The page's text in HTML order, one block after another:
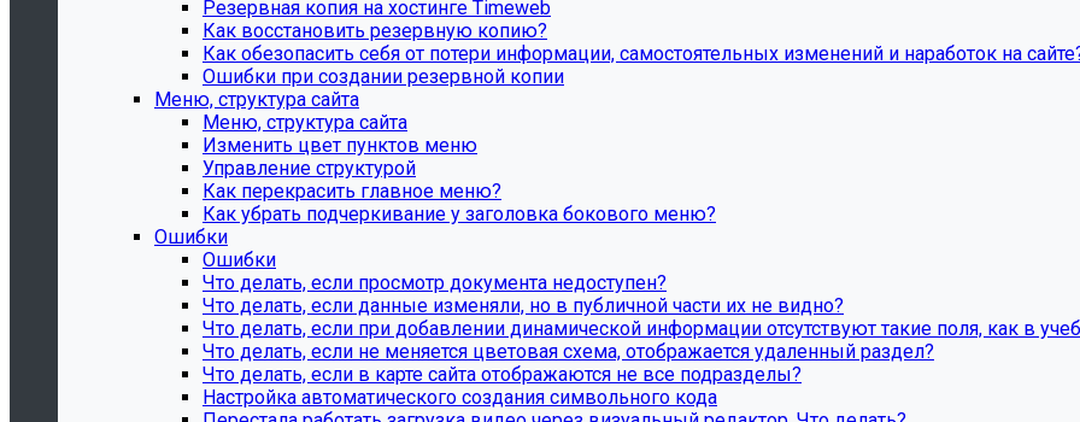
Резервная копия на хостинге Timeweb
Как восстановить резервную копию?
Как обезопасить себя от потери информации, самостоятельных изменений и наработок на
Ошибки при создании резервной копии
Меню, структура сайта
Меню, структура сайта
Изменить цвет пунктов меню
Управление структурой
Как перекрасить главное меню?
Как убрать подчеркивание у заголовка бокового меню?
Ошибки
Ошибки
Что делать, если просмотр документа недоступен?
Что делать, если данные изменяли, но в публичной части их не видно?
Что делать, если при добавлении динамической информации отсутствуют такие поля, как в
Что делать, если не меняется цветовая схема, отображается удаленный раздел?
Что делать, если в карте сайта отображаются не все подразделы?
Настройка автоматического создания символьного кода